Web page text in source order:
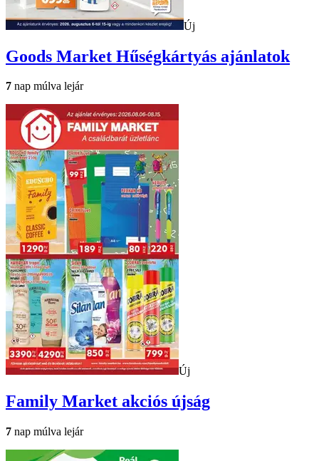
Új
Goods Market Hűségkártyás ajánlatok
7 nap múlva lejár
Új
Family Market akciós újság
7 nap múlva lejár